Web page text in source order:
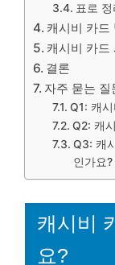
표로
캐시비 카드
캐시비 카드
결론
자주 묻는 질
Q1: 캐
Q2: 캐
Q3: 캐
인가요?
캐시비
요?